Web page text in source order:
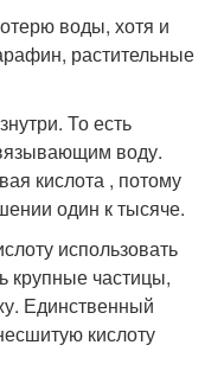
воды, хотя и
растительные
То есть
воду.
кислота , потому
один к тысяче.
использовать
крупные частицы,
Единственный
кислоту